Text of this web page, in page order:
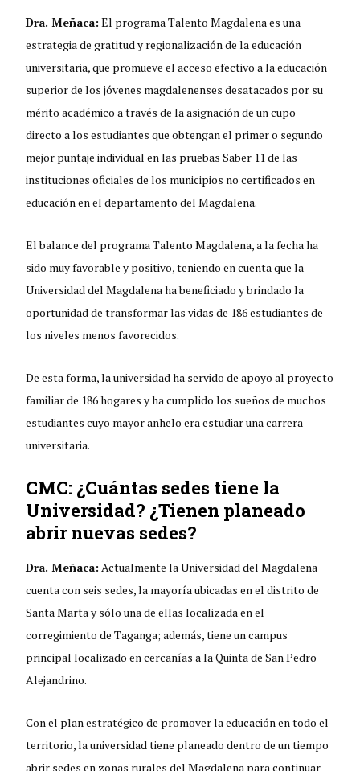
Dra. Meñaca: El programa Talento Magdalena es una
estrategia de gratitud y regionalización de la educación
universitaria, que promueve el acceso efectivo a la educación
superior de los jóvenes magdalenenses desatacados por su
mérito académico a través de la asignación de un cupo
directo a los estudiantes que obtengan el primer o segundo
mejor puntaje individual en las pruebas Saber 11 de las
instituciones oficiales de los municipios no certificados en
educación en el departamento del Magdalena.
El balance del programa Talento Magdalena, a la fecha ha
sido muy favorable y positivo, teniendo en cuenta que la
Universidad del Magdalena ha beneficiado y brindado la
oportunidad de transformar las vidas de 186 estudiantes de
los niveles menos favorecidos.
De esta forma, la universidad ha servido de apoyo al proyecto
familiar de 186 hogares y ha cumplido los sueños de muchos
estudiantes cuyo mayor anhelo era estudiar una carrera
universitaria.
CMC: ¿Cuántas sedes tiene la
Universidad? ¿Tienen planeado
abrir nuevas sedes?
Dra. Meñaca: Actualmente la Universidad del Magdalena
cuenta con seis sedes, la mayoría ubicadas en el distrito de
Santa Marta y sólo una de ellas localizada en el
corregimiento de Taganga; además, tiene un campus
principal localizado en cercanías a la Quinta de San Pedro
Alejandrino.
Con el plan estratégico de promover la educación en todo el
territorio, la universidad tiene planeado dentro de un tiempo
abrir sedes en zonas rurales del Magdalena para continuar